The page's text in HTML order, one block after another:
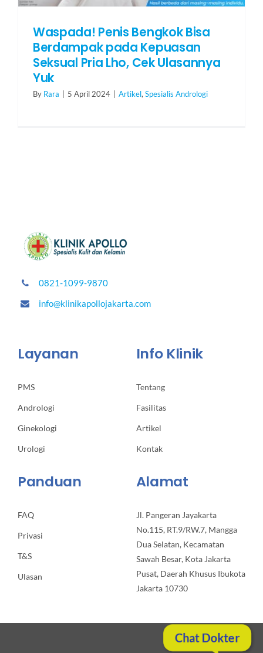
Chat Dokter
Waspada! Penis Bengkok Bisa
Berdampak pada Kepuasan
Seksual Pria Lho, Cek Ulasannya
Yuk
By Rara 5 April 2024 Artikel, Spesialis Andrologi
0821-1099-9870
info@klinikapollojakarta.com
Layanan
PMS
Andrologi
Ginekologi
Urologi
Info Klinik
Tentang
Fasilitas
Artikel
Kontak
Panduan
FAQ
Privasi
T&S
Ulasan
Alamat
Jl. Pangeran Jayakarta
No.115, RT.9/RW.7, Mangga
Dua Selatan, Kecamatan
Sawah Besar, Kota Jakarta
Pusat, Daerah Khusus Ibukota
Jakarta 10730